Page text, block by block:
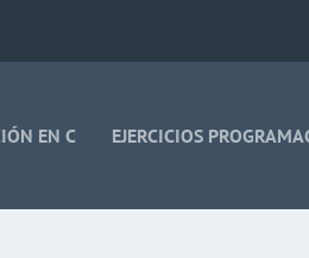
EN C EJERCICIOS